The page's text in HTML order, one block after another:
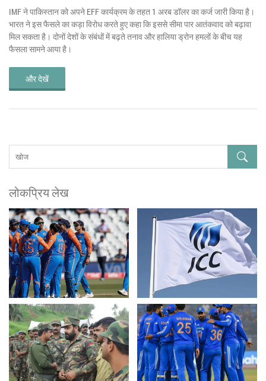
IMF ने पाकिस्तान को अपने EFF कार्यक्रम के तहत 1 अरब डॉलर का कर्ज जारी किया है।
भारत ने इस फैसले का कड़ा विरोध करते हुए कहा कि इससे सीमा पार आतंकवाद को बढ़ावा
मिल सकता है। दोनों देशों के संबंधों में बढ़ते तनाव और हालिया ड्रोन हमलों के बीच यह
फैसला सामने आया है।
और देखें
लोकप्रिय लेख